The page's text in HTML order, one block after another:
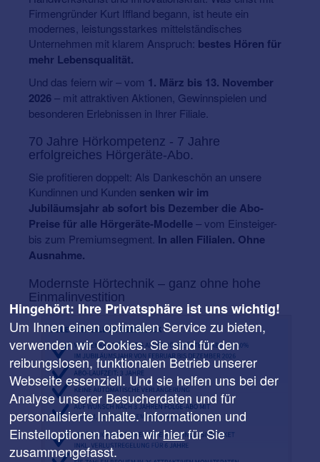
Firmengründer Kurt Iffland begann, ist heute ein
modernes, leistungsstarkes mittelständisches
Unternehmen mit klarem Anspruch: bestes Hören für
mehr Lebensqualität.
Und das feiern wir – vom 1. März bis 13. November
2026– mit attraktiven Aktionen, Gewinnspielen und
besonderen Erlebnissen in Ihrer Filiale.
70 Jahre Hörkompetenz - 7 Jahre
erfolgreiches Hörgeräte-Abo.
Sie profitieren doppelt: Als Dankeschön an unsere
Kundinnen und Kunden senken wir im
Jubiläumsjahr ab sofort bis Dezember die Abo-
Preise für alle Hörgeräte-Modelle– vom Einsteiger-
bis zum Premiumsegment. In allen Filialen. Ohne
Ausnahme.
Modernste Hörtechnik – ganz ohne hohe
Einmalinvestition
Hingehört: Ihre Privatsphäre ist uns wichtig!
Um Ihnen einen optimalen Service zu bieten,
verwenden wir Cookies. Sie sind für den
reibungslosen, funktionalen Betrieb unserer
Webseite essenziell. Und sie helfen uns bei der
Analyse unserer Besucherdaten und für
personalisierte Inhalte. Informationen und
Einstelloptionen haben wirhierfür Sie
zusammengefasst.